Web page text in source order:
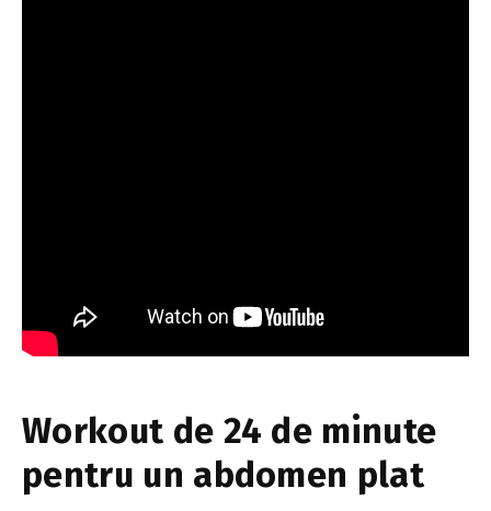
Workout de 24 de minute
pentru un abdomen plat